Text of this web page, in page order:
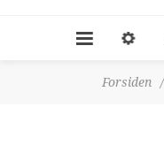
Forsiden /